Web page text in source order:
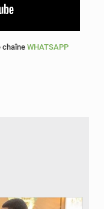
chaîne WHATSAPP